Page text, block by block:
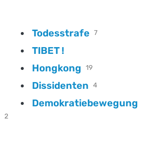
2
Todesstrafe 7
TIBET !
Hongkong 19
Dissidenten 4
Demokratiebewegung